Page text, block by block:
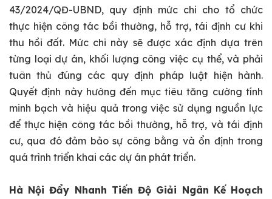
43/2024/QĐ-UBND, quy định mức chi cho tổ chức
thực hiện công tác bồi thường, hỗ trợ, tái định cư khi
thu hồi đất. Mức chi này sẽ được xác định dựa trên
từng loại dự án, khối lượng công việc cụ thể, và phải
tuân thủ đúng các quy định pháp luật hiện hành.
Quyết định này hướng đến mục tiêu tăng cường tính
minh bạch và hiệu quả trong việc sử dụng nguồn lực
để thực hiện công tác bồi thường, hỗ trợ, và tái định
cư, qua đó đảm bảo sự công bằng và ổn định trong
quá trình triển khai các dự án phát triển.
Hà Nội Đẩy Nhanh Tiến Độ Giải Ngân Kế Hoạch